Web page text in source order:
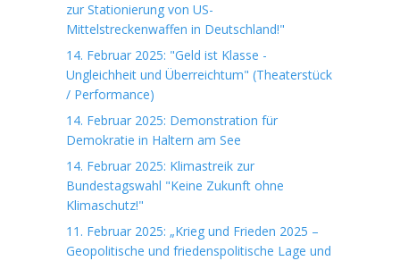
zur Stationierung von US-
Mittelstreckenwaffen in Deutschland!"
14. Februar 2025: "Geld ist Klasse -
Ungleichheit und Überreichtum" (Theaterstück
/ Performance)
14. Februar 2025: Demonstration für
Demokratie in Haltern am See
14. Februar 2025: Klimastreik zur
Bundestagswahl "Keine Zukunft ohne
Klimaschutz!"
11. Februar 2025: „Krieg und Frieden 2025 –
Geopolitische und friedenspolitische Lage und